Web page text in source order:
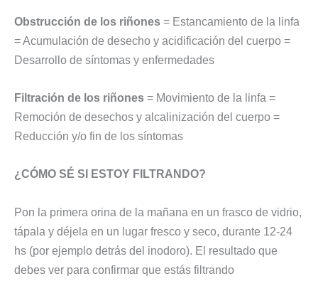
Obstrucción de los riñones = Estancamiento de la linfa
= Acumulación de desecho y acidificación del cuerpo =
Desarrollo de síntomas y enfermedades
Filtración de los riñones = Movimiento de la linfa =
Remoción de desechos y alcalinización del cuerpo =
Reducción y/o fin de los síntomas
¿CÓMO SÉ SI ESTOY FILTRANDO?
Pon la primera orina de la mañana en un frasco de vidrio,
tápala y déjela en un lugar fresco y seco, durante 12-24
hs (por ejemplo detrás del inodoro). El resultado que
debes ver para confirmar que estás filtrando